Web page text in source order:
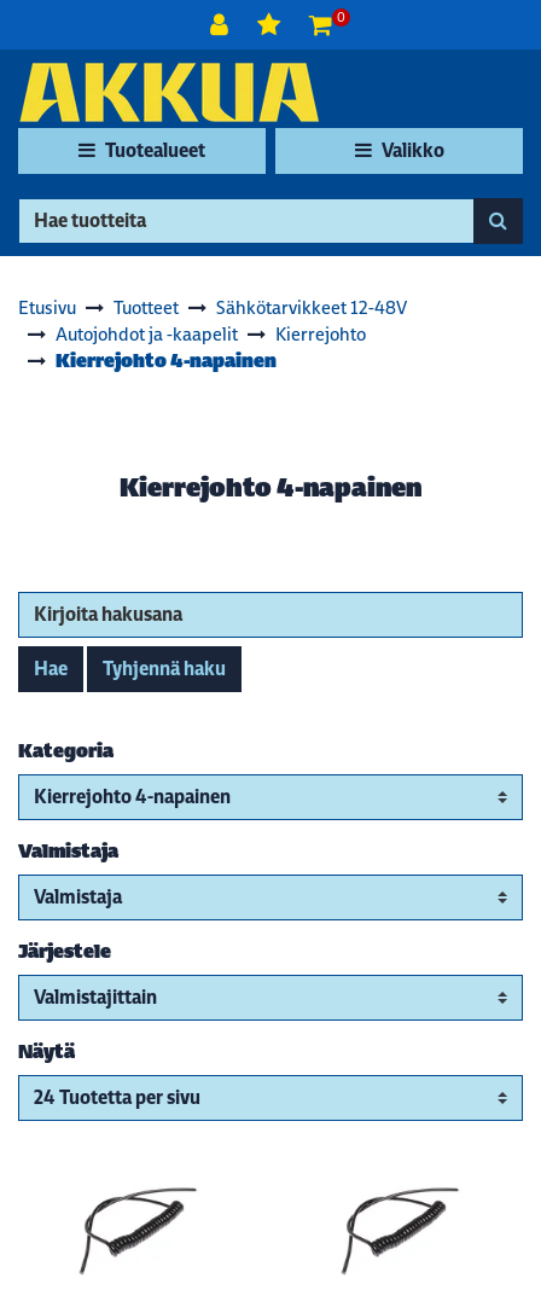
0
Tuotealueet Valikko
Etusivu Tuotteet
Sähkötarvikkeet 12-48V
Autojohdot ja -kaapelit
Kierrejohto
Kierrejohto 4-napainen
Kierrejohto 4-napainen
Kirjoita hakusana
Hae Tyhjennä haku
Kategoria
Valmistaja
Järjestele
Näytä